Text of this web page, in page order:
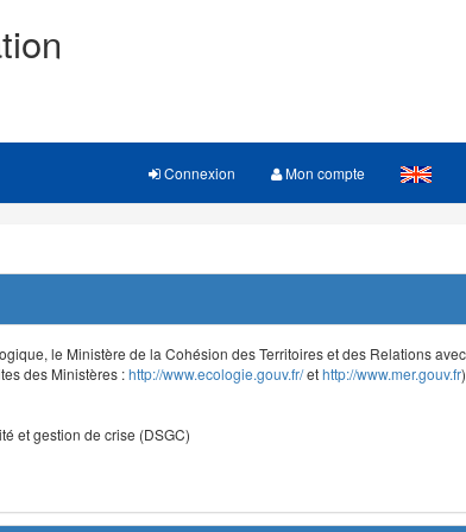
Connexion Mon compte
le Ministère de la Cohésion des Territoires et des Relations
des Ministères :http://www.ecologie.gouv.fr/ethttp://www.mer.gouv.fr
et gestion de crise (DSGC)